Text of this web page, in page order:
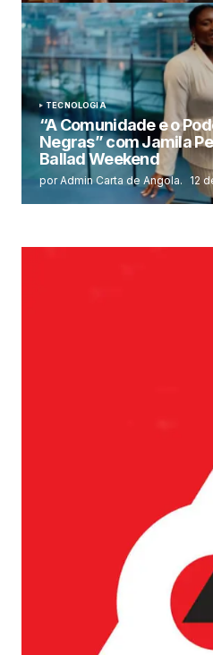
TECNOLOGIA
“A Comunidade e o
Negras” com Jamila
Ballad Weekend
por Admin Carta de Angola. 12